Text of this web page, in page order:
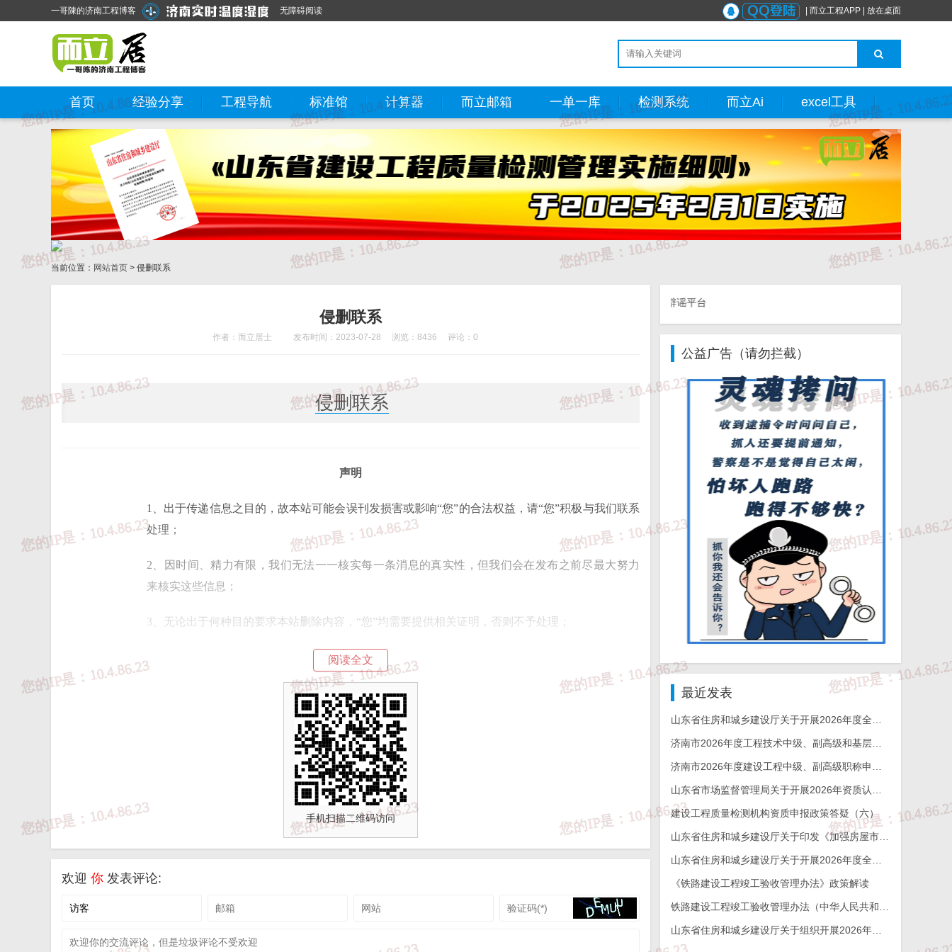
而立工程APP 放在桌面
一哥陳的济南工程博客 无障碍阅读
首页 经验分享 工程导航 标准馆 计算器 而立邮箱 一单一库 检测系统 而立Ai excel工具
当前位置： 网站首页 > 侵删联系
侵删联系
作者：而立居士 发布时间：2023-07-28 浏览：8436 评论：0
侵删联系
声明
1、出于传递信息之目的，故本站可能会误刊发损害或影响“您”的合法权益，请“您”积极与我们联系
处理；
2、因时间、精力有限，我们无法一一核实每一条消息的真实性，但我们会在发布之前尽最大努力
来核实这些信息；
3、无论出于何种目的要求本站删除内容，“您”均需要提供相关证明，否则不予处理；
主体要求
4、无论是因我站侵权还是刊发内容可能影响到“您”的权益，
所有删除、修改请求仅允许直接权利人
5、“您”如果希望删除、修改内容，首先“您”必须是直接权利人且必须可以提供相关证明文件；
6、非直接权利人例如关联公司、朋友等，需持有直接权利人的授权证明；
处理流程
均需加盖公章；
填写完成上述文件后请打印并加盖公章后将扫描件发送至：c@2li.xyz
9、注意：仅上述邮箱接受删改请求、仅支持通过邮箱联系（便于日后查证）。
阅读全文
手机扫描二维码访问
欢迎 你 发表评论:
⑤、中国互联网联合辟谣平台
公益广告（请勿拦截）
最近发表
济南市2026年度工程技术中级、副高级和基层工程技术高级职称申报评审的通知
建设工程质量检测机构资质申报政策答疑（六）
山东省住房和城乡建设厅关于印发《加强房屋市政工程勘察全链条管理实施方案》的通知
《铁路建设工程竣工验收管理办法》政策解读
山东省住房和城乡建设厅关于组织开展2026年度山东省工程建设泰山杯奖申报工作的通知